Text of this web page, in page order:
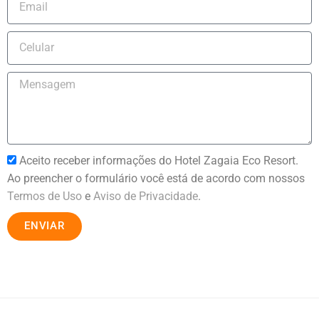
Aceito receber informações do Hotel Zagaia Eco Resort.
Ao preencher o formulário você está de acordo com nossos
Termos de Uso e Aviso de Privacidade.
ENVIAR